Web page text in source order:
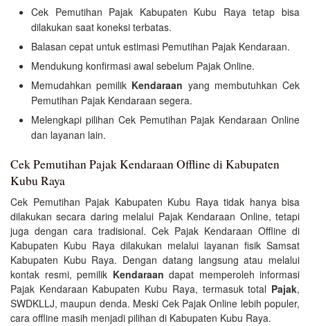
Cek Pemutihan Pajak Kabupaten Kubu Raya tetap bisa
dilakukan saat koneksi terbatas.
Balasan cepat untuk estimasi Pemutihan Pajak Kendaraan.
Mendukung konfirmasi awal sebelum Pajak Online.
Memudahkan pemilik Kendaraan yang membutuhkan Cek
Pemutihan Pajak Kendaraan segera.
Melengkapi pilihan Cek Pemutihan Pajak Kendaraan Online
dan layanan lain.
Cek Pemutihan Pajak Kendaraan Offline di Kabupaten
Kubu Raya
Cek Pemutihan Pajak Kabupaten Kubu Raya tidak hanya bisa
dilakukan secara daring melalui Pajak Kendaraan Online, tetapi
juga dengan cara tradisional. Cek Pajak Kendaraan Offline di
Kabupaten Kubu Raya dilakukan melalui layanan fisik Samsat
Kabupaten Kubu Raya. Dengan datang langsung atau melalui
kontak resmi, pemilik Kendaraan dapat memperoleh informasi
Pajak Kendaraan Kabupaten Kubu Raya, termasuk total Pajak,
SWDKLLJ, maupun denda. Meski Cek Pajak Online lebih populer,
cara offline masih menjadi pilihan di Kabupaten Kubu Raya.